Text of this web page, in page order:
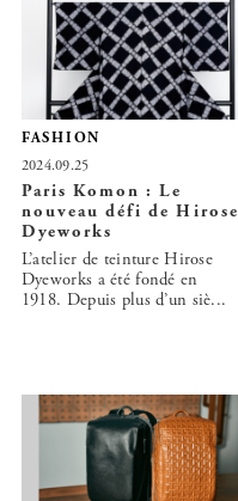
2024.09.25
Paris Komon : Le
nouveau défi de Hirose
Dyeworks
L’atelier de teinture Hirose
Dyeworks a été fondé en
1918. Depuis plus d’un siè...
FASHION